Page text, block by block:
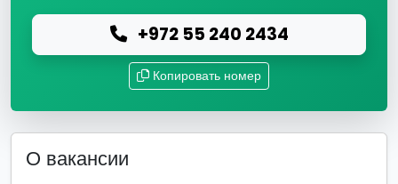
+972 55 240 2434
Копировать номер
О вакансии